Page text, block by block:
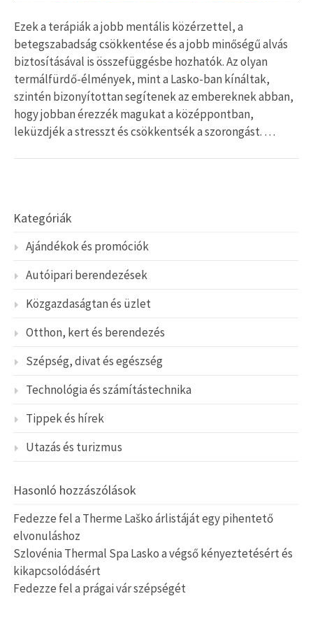
Ezek a terápiák a jobb mentális közérzettel, a
betegszabadság csökkentése és a jobb minőségű alvás
biztosításával is összefüggésbe hozhatók. Az olyan
termálfürdő-élmények, mint a Lasko-ban kínáltak,
szintén bizonyítottan segítenek az embereknek abban,
hogy jobban érezzék magukat a középpontban,
leküzdjék a stresszt és csökkentsék a szorongást. …
Kategóriák
Ajándékok és promóciók
Autóipari berendezések
Közgazdaságtan és üzlet
Otthon, kert és berendezés
Szépség, divat és egészség
Technológia és számítástechnika
Tippek és hírek
Utazás és turizmus
Hasonló hozzászólások
Fedezze fel a Therme Laško árlistáját egy pihentető
elvonuláshoz
Szlovénia Thermal Spa Lasko a végső kényeztetésért és
kikapcsolódásért
Fedezze fel a prágai vár szépségét